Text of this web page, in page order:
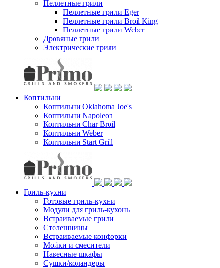
Пеллетные грили
Пеллетные грили Eger
Пеллетные грили Broil King
Пеллетные грили Weber
Дровяные грили
Электрические грили
Коптильни
Коптильни Oklahoma Joe's
Коптильни Napoleon
Коптильни Char Broil
Коптильни Weber
Коптильни Start Grill
Гриль-кухни
Готовые гриль-кухни
Модули для гриль-кухонь
Встраиваемые грили
Столешницы
Встраиваемые конфорки
Мойки и смесители
Навесные шкафы
Сушки/коландеры